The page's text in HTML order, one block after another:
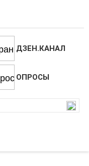
ДЗЕН.КАНАЛ
ОПРОСЫ